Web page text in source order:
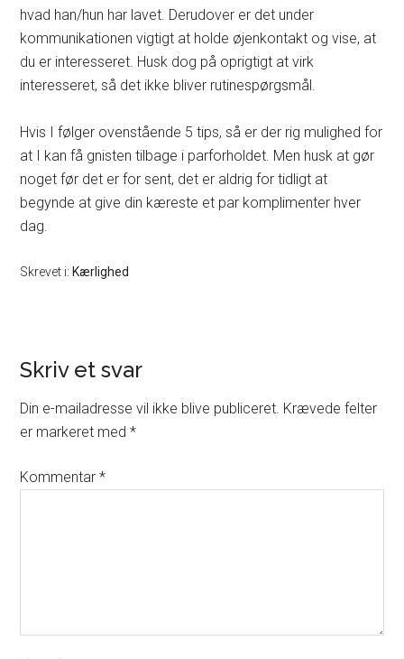
hvad han/hun har lavet. Derudover er det under
kommunikationen vigtigt at holde øjenkontakt og vise, at
du er interesseret. Husk dog på oprigtigt at virk
interesseret, så det ikke bliver rutinespørgsmål.
Hvis I følger ovenstående 5 tips, så er der rig mulighed for
at I kan få gnisten tilbage i parforholdet. Men husk at gør
noget før det er for sent, det er aldrig for tidligt at
begynde at give din kæreste et par komplimenter hver
dag.
Skrevet i: Kærlighed
Skriv et svar
Din e-mailadresse vil ikke blive publiceret. Krævede felter
er markeret med*
Kommentar*